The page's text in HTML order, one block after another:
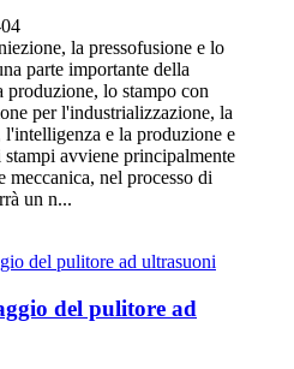
la pressofusione e lo
parte importante della
produzione, lo stampo con
per l'industrializzazione, la
l'intelligenza e la produzione e
avviene principalmente
meccanica, nel processo di
un n...
del pulitore ad